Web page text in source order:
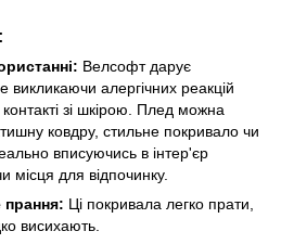
Велсофт дарує
викликаючи алергічних реакцій
зі шкірою. Плед можна
ковдру, стильне покривало чи
вписуючись в інтер'єр
місця для відпочинку.
прання: Ці покривала легко прати,
висихають.